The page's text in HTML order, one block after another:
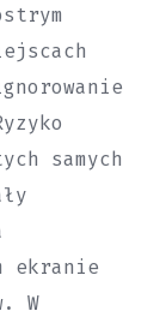
samych
ekranie
W